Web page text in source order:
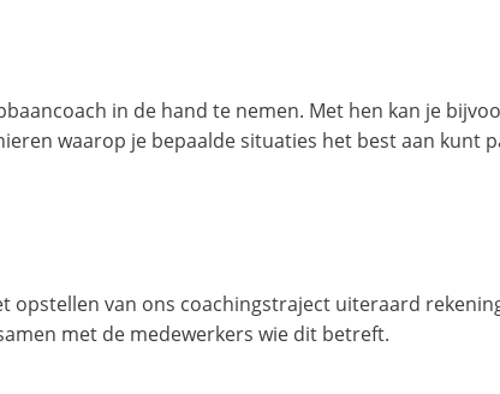
in de hand te nemen. Met hen kan je
waarop je bepaalde situaties het best aan kunt
van ons coachingstraject uiteraard
met de medewerkers wie dit betreft.